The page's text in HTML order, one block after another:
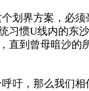
划界方案，必
习惯U线内的东
直到曾母暗沙的
吁，那么我们相